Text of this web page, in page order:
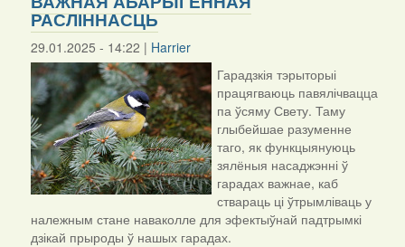
РАСЛІННАСЦЬ
29.01.2025 - 14:22 | Harrier
Гарадзкія тэрыторыі
працягваюць павялічвацца
па ўсяму Свету. Таму
глыбейшае разуменне
таго, як функцыянуюць
зялёныя насаджэнні ў
гарадах важнае, каб
ствараць ці ўтрымліваць у
належным стане наваколле для эфектыўнай падтрымкі
дзікай прыроды ў нашых гарадах.